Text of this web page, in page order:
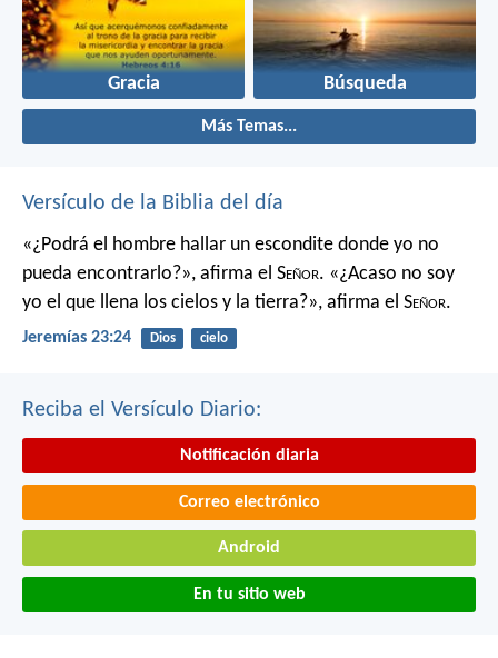
Gracia Búsqueda
Más Temas...
Versículo de la Biblia del día
«¿Podrá el hombre hallar un escondite donde yo no
pueda encontrarlo?», afirma el Señor. «¿Acaso no soy
yo el que llena los cielos y la tierra?», afirma el Señor.
Jeremías 23:24 Dios cielo
Reciba el Versículo Diario:
Notificación diaria
Correo electrónico
Android
En tu sitio web